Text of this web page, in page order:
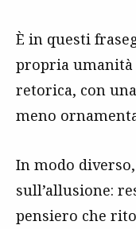
È in questi
propria umanità
retorica, con
meno
In modo
sull’allusione:
pensiero che